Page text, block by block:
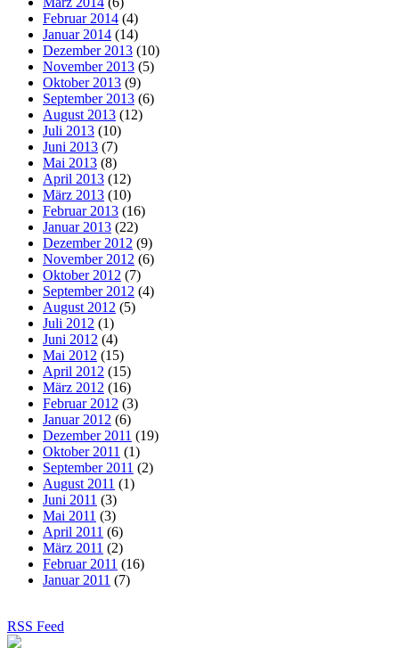
Februar 2014 (4)
Januar 2014 (14)
Dezember 2013 (10)
November 2013 (5)
Oktober 2013 (9)
September 2013 (6)
August 2013 (12)
Juli 2013 (10)
Juni 2013 (7)
Mai 2013 (8)
April 2013 (12)
März 2013 (10)
Februar 2013 (16)
Januar 2013 (22)
Dezember 2012 (9)
November 2012 (6)
Oktober 2012 (7)
September 2012 (4)
August 2012 (5)
Juli 2012 (1)
Juni 2012 (4)
Mai 2012 (15)
April 2012 (15)
März 2012 (16)
Februar 2012 (3)
Januar 2012 (6)
Dezember 2011 (19)
Oktober 2011 (1)
September 2011 (2)
August 2011 (1)
Juni 2011 (3)
Mai 2011 (3)
April 2011 (6)
März 2011 (2)
Februar 2011 (16)
Januar 2011 (7)
RSS Feed